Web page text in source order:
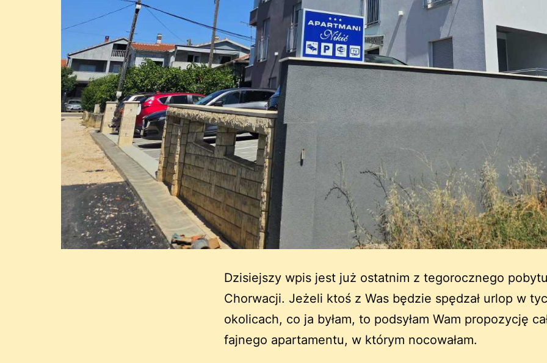
Dzisiejszy wpis jest już ostatnim z tegorocznego
Chorwacji. Jeżeli ktoś z Was będzie spędzał urlop w
okolicach, co ja byłam, to podsyłam Wam propozycję
fajnego apartamentu, w którym nocowałam.